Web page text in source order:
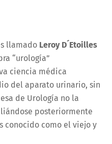
llamado Leroy D´Etoilles
“urología”
ciencia médica
del aparato urinario, sin
de Urología no la
posteriormente
conocido como el viejo y